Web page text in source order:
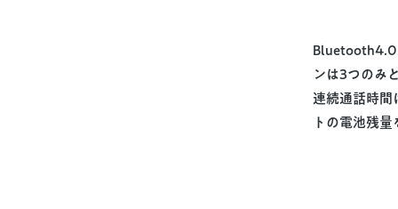
Bluetooth4.0
ンは3つのみ
連続通話時間
トの電池残量